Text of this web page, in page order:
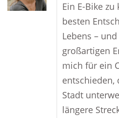
Ein E-Bike
besten
Lebens –
großartigen
mich für ein
entschieden,
Stadt
längere